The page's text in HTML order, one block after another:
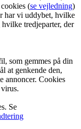
(se vejledning)
har vi uddybet, hvilke
tredjeparter, der
som gemmes på din
at genkende den,
annoncer. Cookies
Se